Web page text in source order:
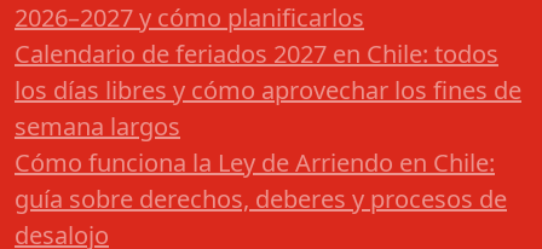
2026–2027 y cómo planificarlos
Calendario de feriados 2027 en Chile: todos
los días libres y cómo aprovechar los fines de
semana largos
Cómo funciona la Ley de Arriendo en Chile:
guía sobre derechos, deberes y procesos de
desalojo